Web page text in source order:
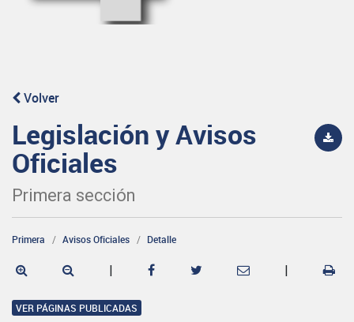
Volver
Legislación y Avisos
Oficiales
Primera sección
Primera Avisos Oficiales Detalle
| |
VER PÁGINAS PUBLICADAS